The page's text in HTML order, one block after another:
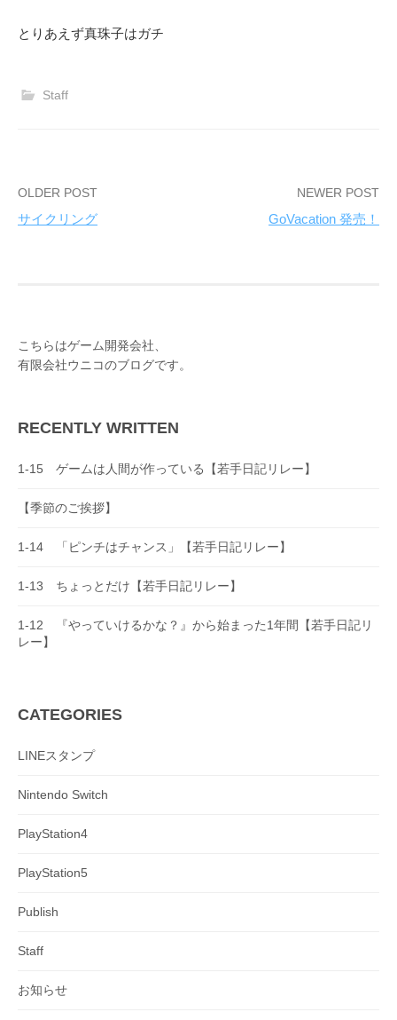
とりあえず真珠子はガチ
Staff
n
a
i
i
n
OLDER POST
サイクリング
NEWER POST
GoVacation 発売！
こちらはゲーム開発会社、
有限会社ウニコのブログです。
RECENTLY WRITTEN
1-15 ゲームは人間が作っている【若手日記リレー】
【季節のご挨拶】
1-14 「ピンチはチャンス」【若手日記リレー】
1-13 ちょっとだけ【若手日記リレー】
1-12 『やっていけるかな？』から始まった1年間【若手日記リ
レー】
CATEGORIES
LINEスタンプ
Nintendo Switch
PlayStation4
PlayStation5
Publish
Staff
お知らせ